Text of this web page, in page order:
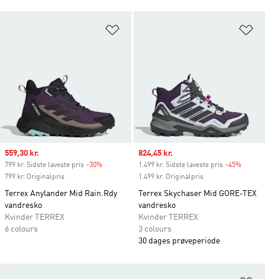
Sale price
559,30 kr.
799 kr. Sidste laveste pris -30%
799 kr. Originalpris
Terrex Anylander Mid Rain.Rdy
vandresko
Kvinder TERREX
6 colours
Sale price
824,45 kr.
1.499 kr. Sidste laveste pris -45%
1.499 kr. Originalpris
Terrex Skychaser Mid GORE-TEX
vandresko
Kvinder TERREX
3 colours
30 dages prøveperiode